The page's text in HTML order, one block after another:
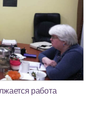
работа